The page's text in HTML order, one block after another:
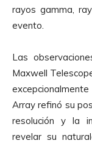
rayos gamma,
evento.
Las
Maxwell
Array refinó su
resolución y la
revelar su